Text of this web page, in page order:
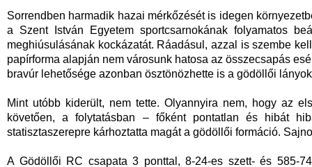
Sorrendben harmadik hazai mérkőzését is idegen
a Szent István Egyetem sportcsarnokának folyamatos
meghiúsulásának kockázatát. Ráadásul, azzal is szembe
papírforma alapján nem városunk hatosa az összecsapás
bravúr lehetősége azonban ösztönözhette is a gödöllői
Mint utóbb kiderült, nem tette. Olyannyira nem, hogy az
követően, a folytatásban – főként pontatlan és hibát
statisztaszerepre kárhoztatta magát a gödöllői formáció.
A Gödöllői RC csapata 3 ponttal, 8-24-es szett- és 585-